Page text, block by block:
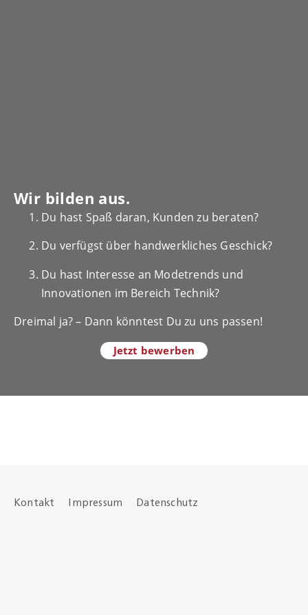
Wir bilden aus.
Du hast Spaß daran, Kunden zu beraten?
Du verfügst über handwerkliches Geschick?
Du hast Interesse an Modetrends und
Innovationen im Bereich Technik?
Dreimal ja? – Dann könntest Du zu uns passen!
Jetzt bewerben
Kontakt Impressum Datenschutz